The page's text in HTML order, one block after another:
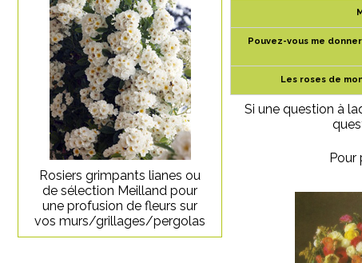
Rosiers grimpants lianes ou
de sélection Meilland pour
une profusion de fleurs sur
vos murs/grillages/pergolas
Pouvez-vous me
Les roses de
Si une question à
Pour